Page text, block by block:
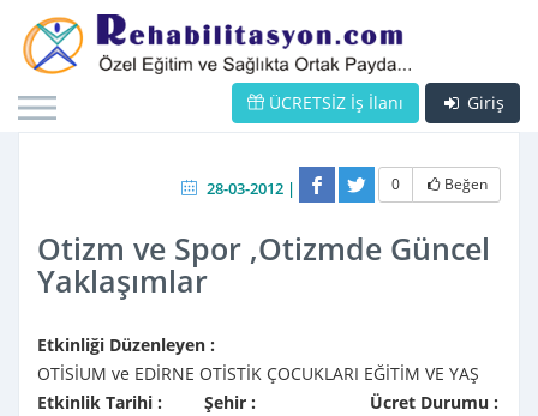
Giriş
ÜCRETSİZ İş İlanı
28-03-2012 | 0 Beğen
Otizm ve Spor ,Otizmde Güncel
Yaklaşımlar
Etkinliği Düzenleyen :
OTİSİUM ve EDİRNE OTİSTİK ÇOCUKLARI EĞİTİM VE YAŞ
Etkinlik Tarihi :
Şehir :
Ücret Durumu :